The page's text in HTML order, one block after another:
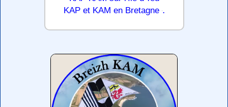
KAP et KAM en Bretagne .